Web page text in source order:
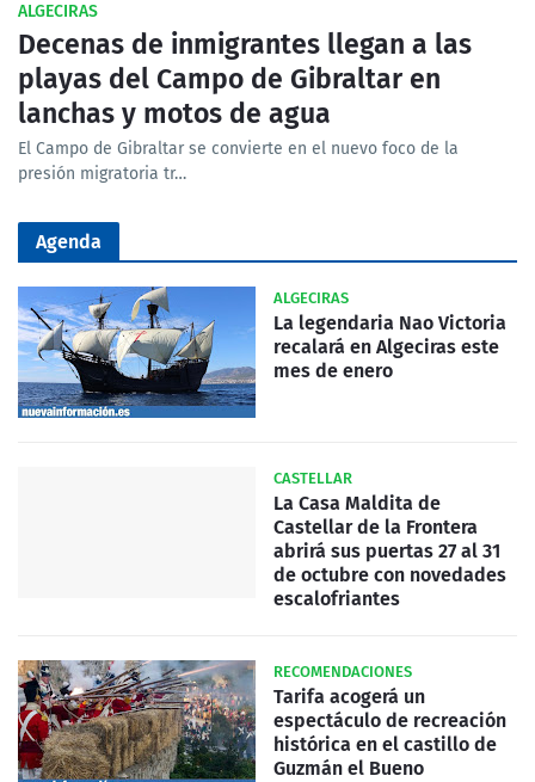
ALGECIRAS
Decenas de inmigrantes llegan a las
playas del Campo de Gibraltar en
lanchas y motos de agua
El Campo de Gibraltar se convierte en el nuevo foco de la
presión migratoria tr…
Agenda
ALGECIRAS
La legendaria Nao Victoria
recalará en Algeciras este
mes de enero
CASTELLAR
La Casa Maldita de
Castellar de la Frontera
abrirá sus puertas 27 al 31
de octubre con novedades
escalofriantes
RECOMENDACIONES
Tarifa acogerá un
espectáculo de recreación
histórica en el castillo de
Guzmán el Bueno